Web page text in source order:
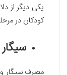
کودکان در
مصرف سیگار و